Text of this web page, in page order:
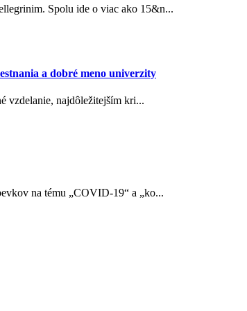
Spolu ide o viac ako 15&n...
a dobré meno univerzity
vzdelanie, najdôležitejším kri...
na tému „COVID-19“ a „ko...